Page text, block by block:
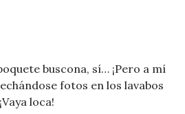
buscona, sí… ¡Pero a mí
echándose fotos en los lavabos
loca!